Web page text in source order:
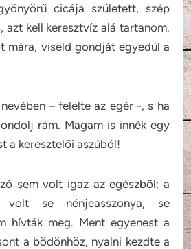
cicája született, szép
azt kell keresztvíz alá tartanom.
mára, viseld gondját egyedül a
– felelte az egér -, s ha
rám. Magam is innék egy
a keresztelői aszúból!
sem volt igaz az egészből; a
volt se nénjeasszonya, se
hívták meg. Ment egyenest a
a bödönhöz, nyalni kezdte a